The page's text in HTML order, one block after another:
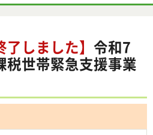
了しました】 令和7
税世帯緊急支援事業